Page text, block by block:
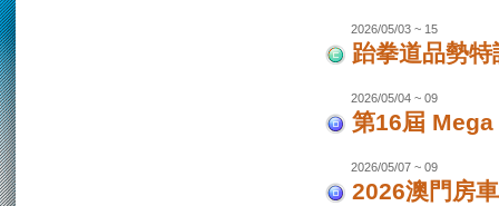
2026/05/03 ~ 15
跆拳道品勢
2026/05/04 ~ 09
第16屆
2026/05/07 ~ 09
2026澳門房